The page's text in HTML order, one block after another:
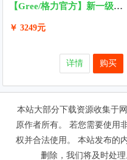
【Gree/格力官方】新一级能效变频1.5匹挂机3匹柜机空调云佳Pro
￥ 3249元
购买
详情
本站大部分下载资源收集于
原作者所有。 若您需要使用
权并合法使用。 本站发布的
删除，我们将及时处理